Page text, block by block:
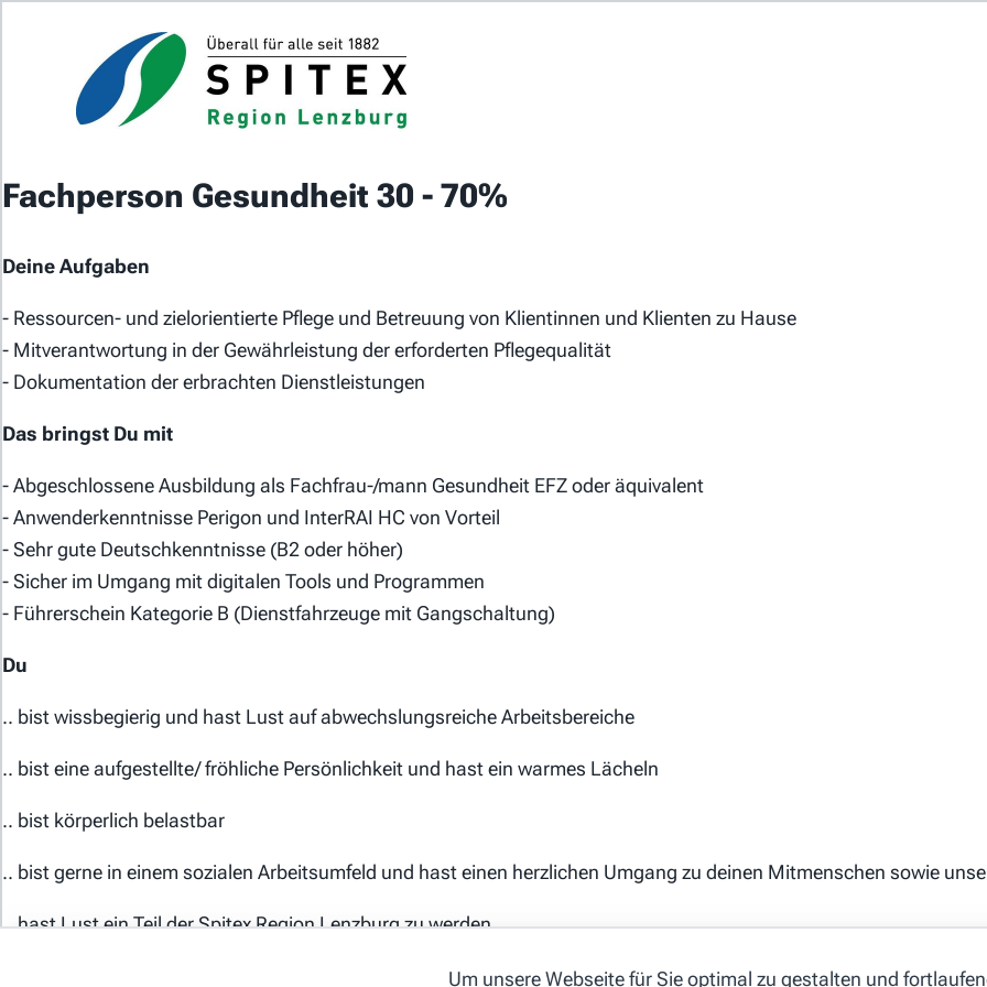
Das Jobportal der Spitex-
Organisationen in der Schweiz.
Home
Fachperson Gesundheit 30 - 70%
Deine Aufgaben
- Ressourcen- und zielorientierte Pflege und Betreuung von Klientinnen und Klienten zu Hause
- Mitverantwortung in der Gewährleistung der erforderten Pflegequalität
- Dokumentation der erbrachten Dienstleistungen
Das bringst Du mit
- Abgeschlossene Ausbildung als Fachfrau-/mann Gesundheit EFZ oder äquivalent
- Anwenderkenntnisse Perigon und InterRAI HC von Vorteil
- Sehr gute Deutschkenntnisse (B2 oder höher)
- Sicher im Umgang mit digitalen Tools und Programmen
- Führerschein Kategorie B (Dienstfahrzeuge mit Gangschaltung)
Du
.. bist wissbegierig und hast Lust auf abwechslungsreiche Arbeitsbereiche
.. bist eine aufgestellte/ fröhliche Persönlichkeit und hast ein warmes Lächeln
.. bist körperlich belastbar
.. bist gerne in einem sozialen Arbeitsumfeld und hast einen herzlichen Umgang zu deinen Mitmenschen sowie
.. hast Lust ein Teil der Spitex Region Lenzburg zu werden
Für Stellensuchende
Für Arbeitgeber
Partner von
Allgemeine Geschäftsbedingungen
Datenschutzerklärung
© 2026 webways AG
Um unsere Webseite für Sie optimal zu gestalten und